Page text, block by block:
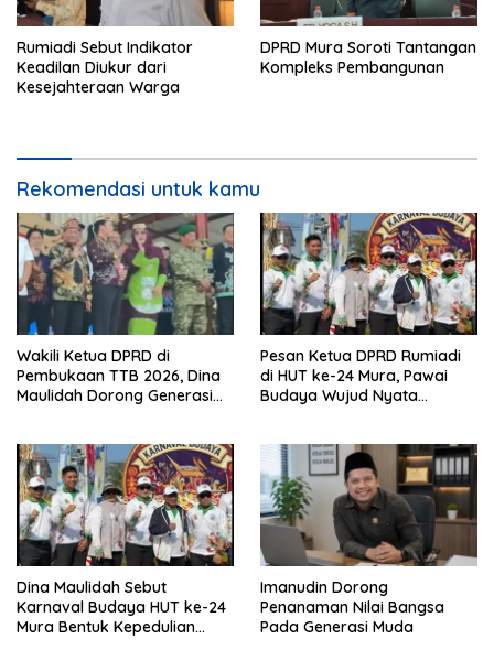
Rumiadi Sebut Indikator
Keadilan Diukur dari
Kesejahteraan Warga
DPRD Mura Soroti Tantangan
Kompleks Pembangunan
Rekomendasi untuk kamu
Wakili Ketua DPRD di
Pembukaan TTB 2026, Dina
Maulidah Dorong Generasi
Pesan Ketua DPRD Rumiadi
di HUT ke-24 Mura, Pawai
Budaya Wujud Nyata
Dina Maulidah Sebut
Karnaval Budaya HUT ke-24
Mura Bentuk Kepedulian
Imanudin Dorong
Penanaman Nilai Bangsa
Pada Generasi Muda